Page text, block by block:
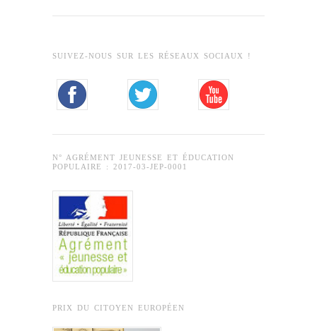
SUIVEZ-NOUS SUR LES RÉSEAUX SOCIAUX !
N° AGRÉMENT JEUNESSE ET ÉDUCATION
POPULAIRE : 2017-03-JEP-0001
PRIX DU CITOYEN EUROPÉEN